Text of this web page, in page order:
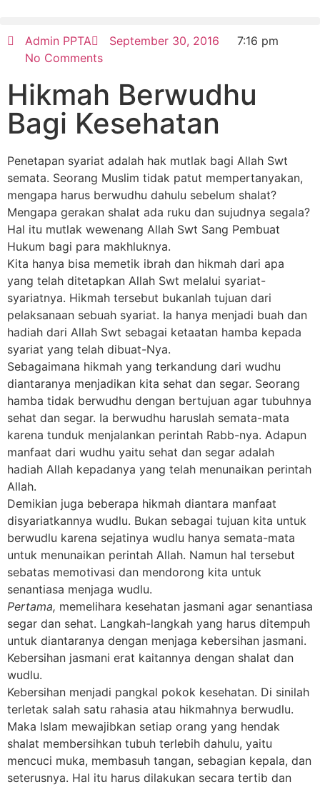
Admin PPTA September 30, 2016
7:16 pm
No Comments
Hikmah Berwudhu
Bagi Kesehatan
Penetapan syariat adalah hak mutlak bagi Allah Swt
semata. Seorang Muslim tidak patut mempertanyakan,
mengapa harus berwudhu dahulu sebelum shalat?
Mengapa gerakan shalat ada ruku dan sujudnya segala?
Hal itu mutlak wewenang Allah Swt Sang Pembuat
Hukum bagi para makhluknya.
Kita hanya bisa memetik ibrah dan hikmah dari apa
yang telah ditetapkan Allah Swt melalui syariat-
syariatnya. Hikmah tersebut bukanlah tujuan dari
pelaksanaan sebuah syariat. Ia hanya menjadi buah dan
hadiah dari Allah Swt sebagai ketaatan hamba kepada
syariat yang telah dibuat-Nya.
Sebagaimana hikmah yang terkandung dari wudhu
diantaranya menjadikan kita sehat dan segar. Seorang
hamba tidak berwudhu dengan bertujuan agar tubuhnya
sehat dan segar. Ia berwudhu haruslah semata-mata
karena tunduk menjalankan perintah Rabb-nya. Adapun
manfaat dari wudhu yaitu sehat dan segar adalah
hadiah Allah kepadanya yang telah menunaikan perintah
Allah.
Demikian juga beberapa hikmah diantara manfaat
disyariatkannya wudlu. Bukan sebagai tujuan kita untuk
berwudlu karena sejatinya wudlu hanya semata-mata
untuk menunaikan perintah Allah. Namun hal tersebut
sebatas memotivasi dan mendorong kita untuk
senantiasa menjaga wudlu.
Pertama, memelihara kesehatan jasmani agar senantiasa
segar dan sehat. Langkah-langkah yang harus ditempuh
untuk diantaranya dengan menjaga kebersihan jasmani.
Kebersihan jasmani erat kaitannya dengan shalat dan
wudlu.
Kebersihan menjadi pangkal pokok kesehatan. Di sinilah
terletak salah satu rahasia atau hikmahnya berwudlu.
Maka Islam mewajibkan setiap orang yang hendak
shalat membersihkan tubuh terlebih dahulu, yaitu
mencuci muka, membasuh tangan, sebagian kepala, dan
seterusnya. Hal itu harus dilakukan secara tertib dan